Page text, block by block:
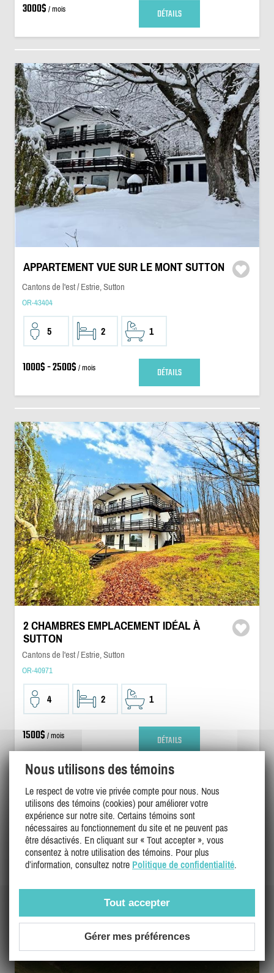
3000$ / mois DÉTAILS
APPARTEMENT VUE SUR LE MONT SUTTON
Cantons de l'est / Estrie, Sutton
OR-43404
5 2 1
1000$ - 2500$ / mois DÉTAILS
2 CHAMBRES EMPLACEMENT IDÉAL À
SUTTON
Cantons de l'est / Estrie, Sutton
OR-40971
4 2 1
1500$ / mois DÉTAILS
Nous utilisons des témoins
Le respect de votre vie privée compte pour nous. Nous
utilisons des témoins (cookies) pour améliorer votre
expérience sur notre site. Certains témoins sont
nécessaires au fonctionnement du site et ne peuvent pas
être désactivés. En cliquant sur « Tout accepter », vous
consentez à notre utilisation des témoins. Pour plus
d’information, consultez notre Politique de confidentialité.
Tout accepter
Gérer mes préférences